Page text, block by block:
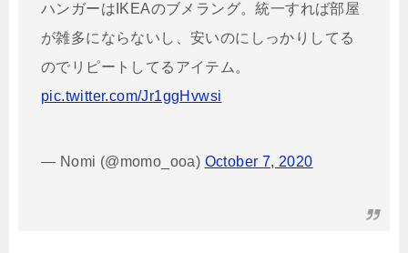
ハンガーはIKEAのブメラング。統一すれば部屋
が雑多にならないし、安いのにしっかりしてる
のでリピートしてるアイテム。
pic.twitter.com/Jr1ggHvwsi
— Nomi (@momo_ooa) October 7, 2020